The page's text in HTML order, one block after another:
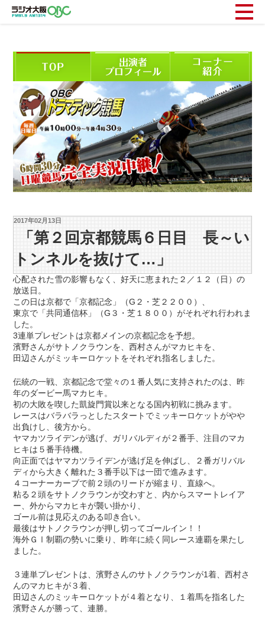
2017年02月13日
「第２回京都競馬６日目 長～い
トンネルを抜けて…」
心配された雪の影響もなく、好天に恵まれた２／１２（日）の
放送日。
この日は京都で「京都記念」（G２・芝２２００）、
東京で「共同通信杯」（G３・芝１８００）がそれぞれ行われま
した。
3連単プレゼントは京都メインの京都記念を予想。
濱野さんがサトノクラウンを、西村さんがマカヒキを、
田辺さんがミッキーロケットをそれぞれ指名しました。
伝統の一戦、京都記念で堂々の１番人気に支持されたのは、昨
年のダービー馬マカヒキ。
初の大敗を喫した凱旋門賞以来となる国内初戦に挑みます。
レースはバラバラっとしたスタートでミッキーロケットがやや
出負けし、後方から。
ヤマカツライデンが逃げ、ガリバルディが２番手、注目のマカ
ヒキは５番手待機。
向正面ではヤマカツライデンが逃げ足を伸ばし、２番ガリバル
ディから大きく離れた３番手以下は一団で進みます。
４コーナーカーブで前２頭のリードが縮まり、直線へ。
粘る２頭をサトノクラウンが交わすと、内からスマートレイア
ー、外からマカヒキが襲い掛かり、
ゴール前は見応えのある叩き合い。
最後はサトノクラウンが押し切ってゴールイン！！
海外ＧⅠ制覇の勢いに乗り、昨年に続く同レース連覇を果たし
ました。
３連単プレゼントは、濱野さんのサトノクラウンが1着、西村さ
んのマカヒキが３着、
田辺さんのミッキーロケットが４着となり、１着馬を指名した
濱野さんが勝って、連勝。